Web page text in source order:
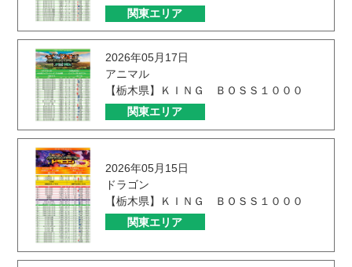
関東エリア
2026年05月17日
アニマル
【栃木県】ＫＩＮＧ ＢＯＳＳ１０００
関東エリア
2026年05月15日
ドラゴン
【栃木県】ＫＩＮＧ ＢＯＳＳ１０００
関東エリア